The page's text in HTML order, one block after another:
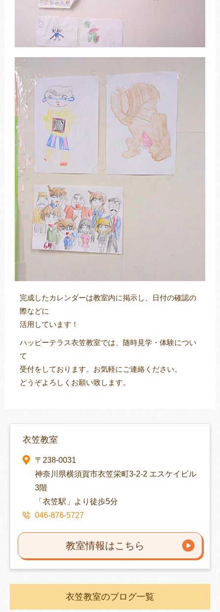
完成したカレンダーは教室内に掲示し、日付の確認の
際などに
活用しています！
ハッピーテラス衣笠教室では、随時見学・体験につい
て
受付をしております。お気軽にご連絡ください。
どうぞよろしくお願い致します。
衣笠教室
〒238-0031
神奈川県横須賀市衣笠栄町3-2-2 エスケイビル
3階
「衣笠駅」より徒歩5分
046-876-5727
教室情報はこちら
衣笠教室のブログ一覧